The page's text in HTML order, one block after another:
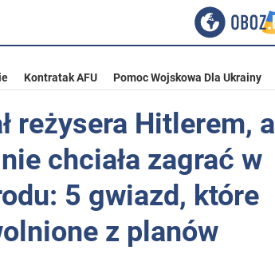
Kontratak AFU Pomoc Wojskowa Dla Ukrainy
reżysera Hitlerem, a
chciała zagrać w
5 gwiazd, które
z planów